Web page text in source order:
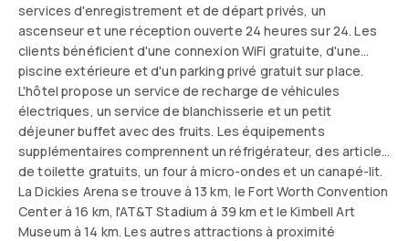
services d'enregistrement et de départ privés, un
ascenseur et une réception ouverte 24 heures sur 24. Les
clients bénéficient d'une connexion WiFi gratuite, d'une
piscine extérieure et d'un parking privé gratuit sur place.
L'hôtel propose un service de recharge de véhicules
électriques, un service de blanchisserie et un petit
déjeuner buffet avec des fruits. Les équipements
supplémentaires comprennent un réfrigérateur, des articles
de toilette gratuits, un four à micro-ondes et un canapé-lit.
La Dickies Arena se trouve à 13 km, le Fort Worth Convention
Center à 16 km, l'AT&T Stadium à 39 km et le Kimbell Art
Museum à 14 km. Les autres attractions à proximité